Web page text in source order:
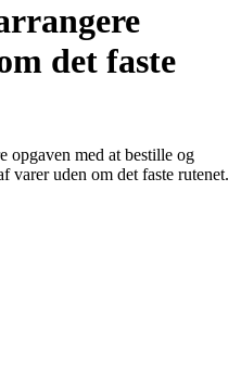
det faste
med at bestille og
varer uden om det faste rutenet.